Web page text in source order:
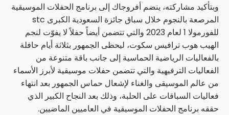
وبتأكيد مشاركته، ينضم أفروجاك إلى برنامج الحفلات الموسيقية
المرصعة بالنجوم خلال سباق جائزة السعودية الكبرى stc
للفورمولا 1 لعام 2023 والتي تتضمن أيضاً حفلاً لا يفوّت لنجم
الهيب هوب ترافيس سكوت، ليحظى الجمهور بثلاثة أيام حافلة
بالفعاليات الرياضية الحماسية إلى جانب باقة متنوعة من
الفعاليات الترفيهية والتي تتضمن حفلات موسيقية لأبرز الأسماء
من عالم الموسيقى والغناء لإشعال حماس الجمهور بعد انتهاء
فعاليات السباقات على الحلبة، وذلك بعد النجاح الكبير الذي
حققه برنامج الحفلات الموسيقية في العاميين الماضيين.